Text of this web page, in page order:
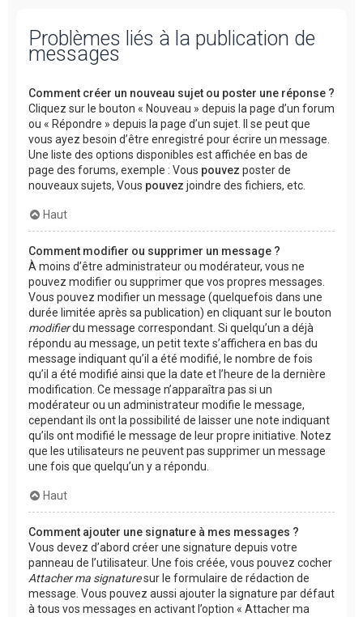
Problèmes liés à la publication de
messages
Comment créer un nouveau sujet ou poster une réponse ?
Cliquez sur le bouton « Nouveau » depuis la page d’un forum
ou « Répondre » depuis la page d’un sujet. Il se peut que
vous ayez besoin d’être enregistré pour écrire un message.
Une liste des options disponibles est affichée en bas de
page des forums, exemple : Vous pouvez poster de
nouveaux sujets, Vous pouvez joindre des fichiers, etc.
Haut
Comment modifier ou supprimer un message ?
À moins d’être administrateur ou modérateur, vous ne
pouvez modifier ou supprimer que vos propres messages.
Vous pouvez modifier un message (quelquefois dans une
durée limitée après sa publication) en cliquant sur le bouton
modifierdu message correspondant. Si quelqu’un a déjà
répondu au message, un petit texte s’affichera en bas du
message indiquant qu’il a été modifié, le nombre de fois
qu’il a été modifié ainsi que la date et l’heure de la dernière
modification. Ce message n’apparaîtra pas si un
modérateur ou un administrateur modifie le message,
cependant ils ont la possibilité de laisser une note indiquant
qu’ils ont modifié le message de leur propre initiative. Notez
que les utilisateurs ne peuvent pas supprimer un message
une fois que quelqu’un y a répondu.
Haut
Comment ajouter une signature à mes messages ?
Vous devez d’abord créer une signature depuis votre
panneau de l’utilisateur. Une fois créée, vous pouvez cocher
Attacher ma signaturesur le formulaire de rédaction de
message. Vous pouvez aussi ajouter la signature par défaut
à tous vos messages en activant l’option « Attacher ma